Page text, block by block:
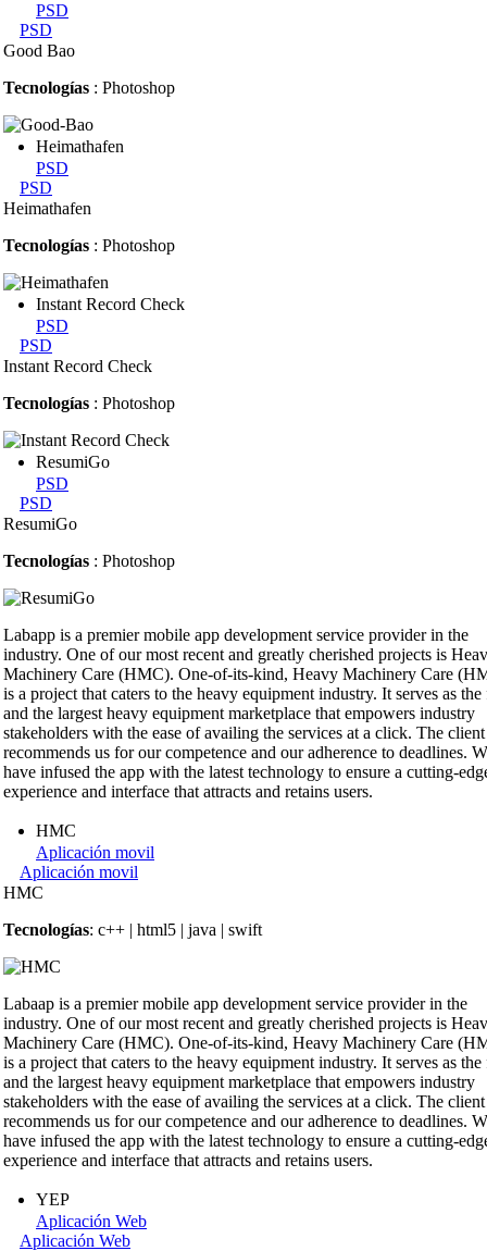
PSD
PSD
Good Bao
Tecnologías : Photoshop
Heimathafen
PSD
PSD
Heimathafen
Tecnologías : Photoshop
Instant Record Check
PSD
PSD
Instant Record Check
Tecnologías : Photoshop
ResumiGo
PSD
PSD
ResumiGo
Tecnologías : Photoshop
Labapp is a premier mobile app development service provider in the
industry. One of our most recent and greatly cherished projects is
Machinery Care (HMC). One-of-its-kind, Heavy Machinery Care
is a project that caters to the heavy equipment industry. It serves as the
and the largest heavy equipment marketplace that empowers industry
stakeholders with the ease of availing the services at a click. The client
recommends us for our competence and our adherence to deadlines.
have infused the app with the latest technology to ensure a cutting-
experience and interface that attracts and retains users.
HMC
Aplicación movil
Aplicación movil
HMC
Tecnologías: c++ | html5 | java | swift
Labaap is a premier mobile app development service provider in the
industry. One of our most recent and greatly cherished projects is
Machinery Care (HMC). One-of-its-kind, Heavy Machinery Care
is a project that caters to the heavy equipment industry. It serves as the
and the largest heavy equipment marketplace that empowers industry
stakeholders with the ease of availing the services at a click. The client
recommends us for our competence and our adherence to deadlines.
have infused the app with the latest technology to ensure a cutting-
experience and interface that attracts and retains users.
YEP
Aplicación Web
Aplicación Web